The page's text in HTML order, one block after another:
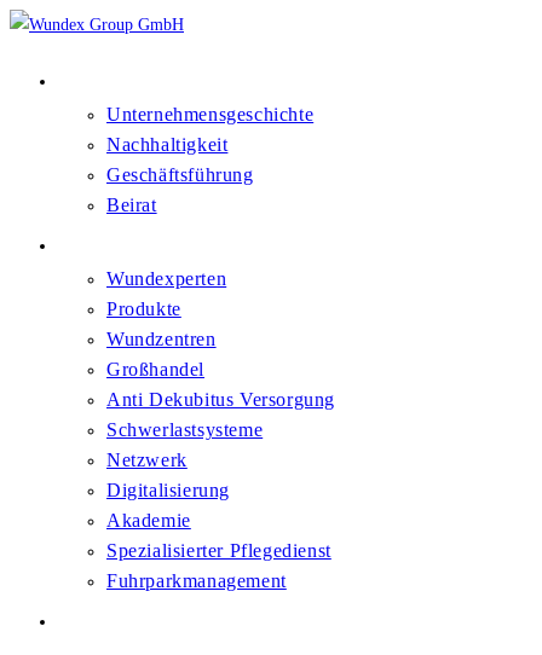
Unternehmensgeschichte
Nachhaltigkeit
Geschäftsführung
Beirat
Wundexperten
Produkte
Wundzentren
Großhandel
Anti Dekubitus Versorgung
Schwerlastsysteme
Netzwerk
Digitalisierung
Akademie
Spezialisierter Pflegedienst
Fuhrparkmanagement